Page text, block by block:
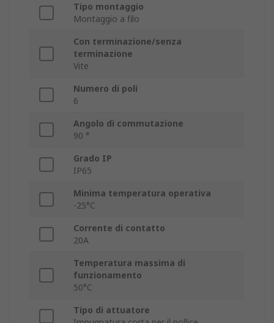
Tipo montaggio
Montaggio a filo
Con terminazione/senza
terminazione
Vite
Numero di poli
6
Angolo di commutazione
90 °
Grado IP
IP65
Minima temperatura operativa
-25°C
Corrente di contatto
20A
Temperatura massima di
funzionamento
50°C
Tipo di attuatore